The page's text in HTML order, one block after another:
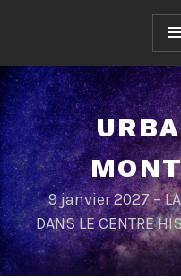
9 janvier 2027 – LA
DANS LE CENTRE